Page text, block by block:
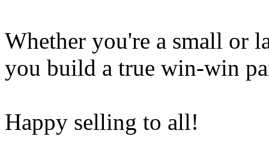
Whether you're a small or
you build a true win-win
Happy selling to all!